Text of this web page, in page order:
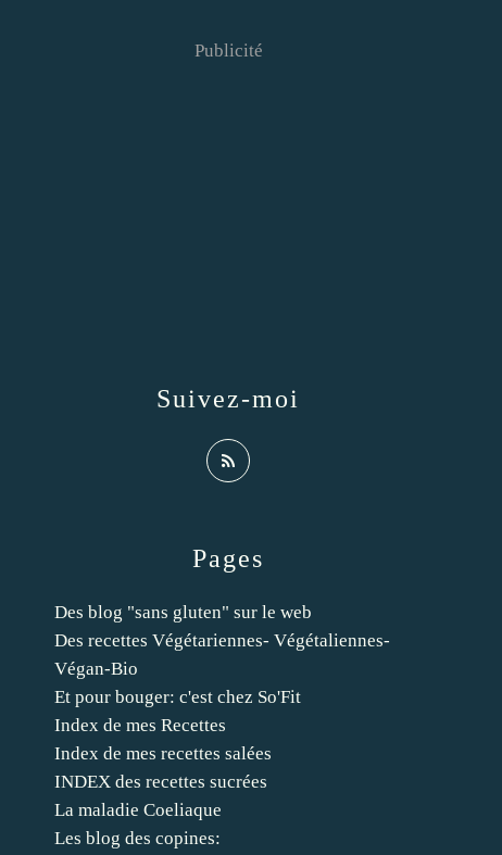
Pages
Des blog "sans gluten" sur le web
Des recettes Végétariennes- Végétaliennes-
Végan-Bio
Et pour bouger: c'est chez So'Fit
Index de mes Recettes
Index de mes recettes salées
INDEX des recettes sucrées
La maladie Coeliaque
Les blog des copines:
Suivez-moi
Publicité